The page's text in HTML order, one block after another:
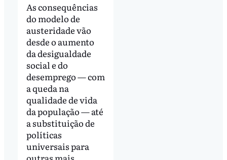
As consequências
do modelo de
austeridade vão
desde o aumento
da desigualdade
social e do
desemprego — com
a queda na
qualidade de vida
da população — até
a substituição de
políticas
universais para